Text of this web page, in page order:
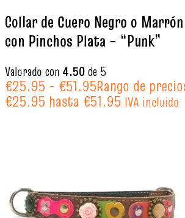
Collar de Cuero Negro o
con Pinchos Plata – “Punk”
Valorado con 4.50de 5
€25.95 - €51.95Rango de
€25.95 hasta €51.95 IVA incluido